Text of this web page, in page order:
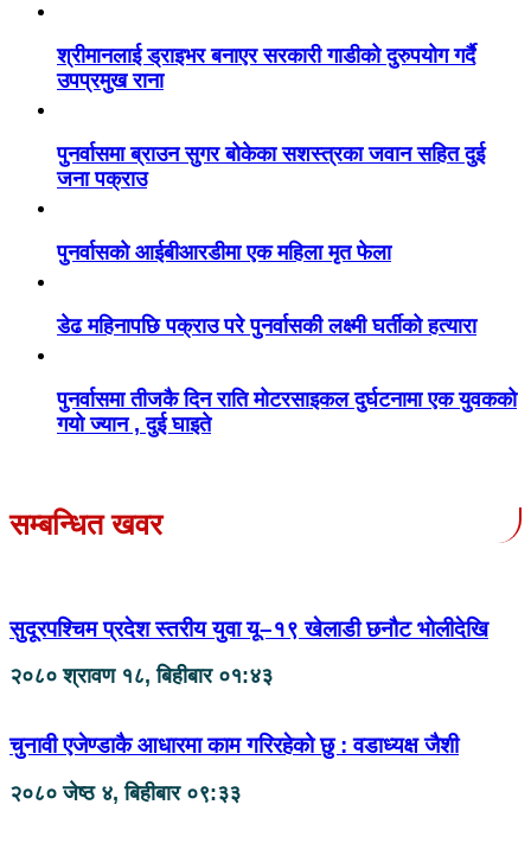
श्रीमानलाई ड्राइभर बनाएर सरकारी गाडीको दुरुपयोग गर्दै
उपप्रमुख राना
पुनर्वासमा ब्राउन सुगर बोकेका सशस्त्रका जवान सहित दुई
जना पक्राउ
पुनर्वासको आईबीआरडीमा एक महिला मृत फेला
डेढ महिनापछि पक्राउ परे पुनर्वासकी लक्ष्मी घर्तीको हत्यारा
पुनर्वासमा तीजकै दिन राति मोटरसाइकल दुर्घटनामा एक युवकको
गयो ज्यान , दुई घाइते
सम्बन्धित खवर
सुदूरपश्चिम प्रदेश स्तरीय युवा यू–१९ खेलाडी छनौट भोलीदेखि
२०८० श्रावण १८, बिहीबार ०१:४३
चुनावी एजेण्डाकै आधारमा काम गरिरहेको छु : वडाध्यक्ष जैशी
२०८० जेष्ठ ४, बिहीबार ०९:३३